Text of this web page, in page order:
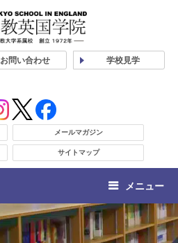
お問い合わせ 学校見学
メールマガジン
サイトマップ
メニュー